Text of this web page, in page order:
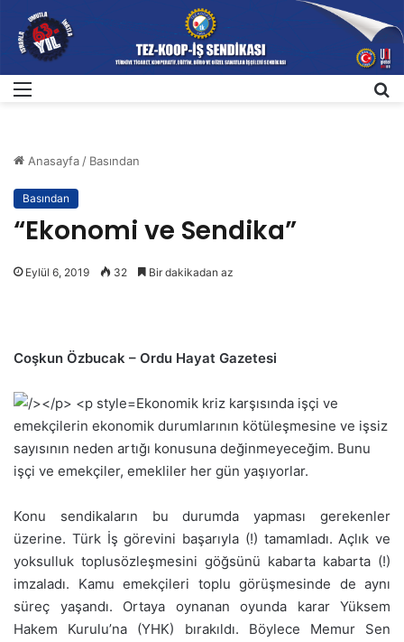
Anasayfa/ Basından
Basından
“Ekonomi ve Sendika”
Eylül 6, 2019 32 Bir dakikadan az
Coşkun Özbucak – Ordu Hayat Gazetesi
Ekonomik kriz karşısında işçi ve
emekçilerin ekonomik durumlarının kötüleşmesine ve işsiz
sayısının neden artığı konusuna değinmeyeceğim. Bunu
işçi ve emekçiler, emekliler her gün yaşıyorlar.
Konu sendikaların bu durumda yapması gerekenler
üzerine. Türk İş görevini başarıyla (!) tamamladı. Açlık ve
yoksulluk toplusözleşmesini göğsünü kabarta kabarta (!)
imzaladı. Kamu emekçileri toplu görüşmesinde de aynı
süreç yaşandı. Ortaya oynanan oyunda karar Yüksem
Hakem Kurulu’na (YHK) bırakıldı. Böylece Memur Sen